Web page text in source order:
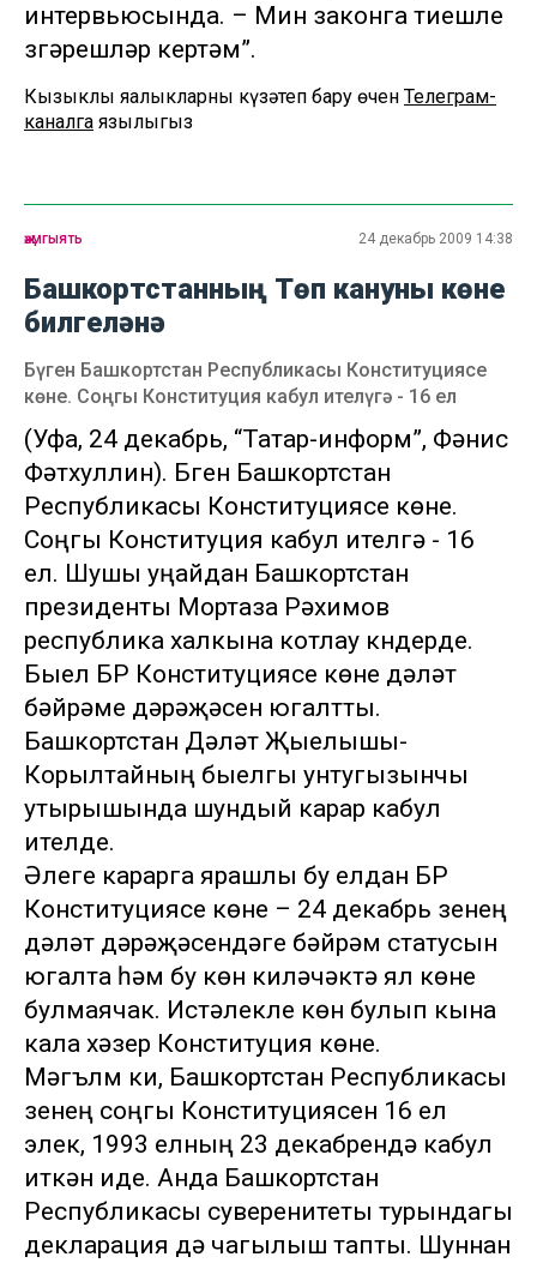
интервьюсында. – Мин законга тиешле
үзгәрешләр кертәм”.
Кызыклы яңалыкларны күзәтеп бару өчен Телеграм-
каналга язылыгыз
җәмгыять 24 декабрь 2009 14:38
Башкортстанның Төп кануны көне
билгеләнә
Бүген Башкортстан Республикасы Конституциясе
көне. Соңгы Конституция кабул ителүгә - 16 ел
(Уфа, 24 декабрь, “Татар-информ”, Фәнис
Фәтхуллин). Бүген Башкортстан
Республикасы Конституциясе көне.
Соңгы Конституция кабул ителүгә - 16
ел. Шушы уңайдан Башкортстан
президенты Мортаза Рәхимов
республика халкына котлау күндерде.
Быел БР Конституциясе көне дәүләт
бәйрәме дәрәҗәсен югалтты.
Башкортстан Дәүләт Җыелышы-
Корылтайның быелгы унтугызынчы
утырышында шундый карар кабул
ителде.
Әлеге карарга ярашлы бу елдан БР
Конституциясе көне – 24 декабрь үзенең
дәүләт дәрәҗәсендәге бәйрәм статусын
югалта һәм бу көн киләчәктә ял көне
булмаячак. Истәлекле көн булып кына
кала хәзер Конституция көне.
Мәгълүм ки, Башкортстан Республикасы
үзенең соңгы Конституциясен 16 ел
элек, 1993 елның 23 декабрендә кабул
иткән иде. Анда Башкортстан
Республикасы суверенитеты турындагы
декларация дә чагылыш тапты. Шуннан